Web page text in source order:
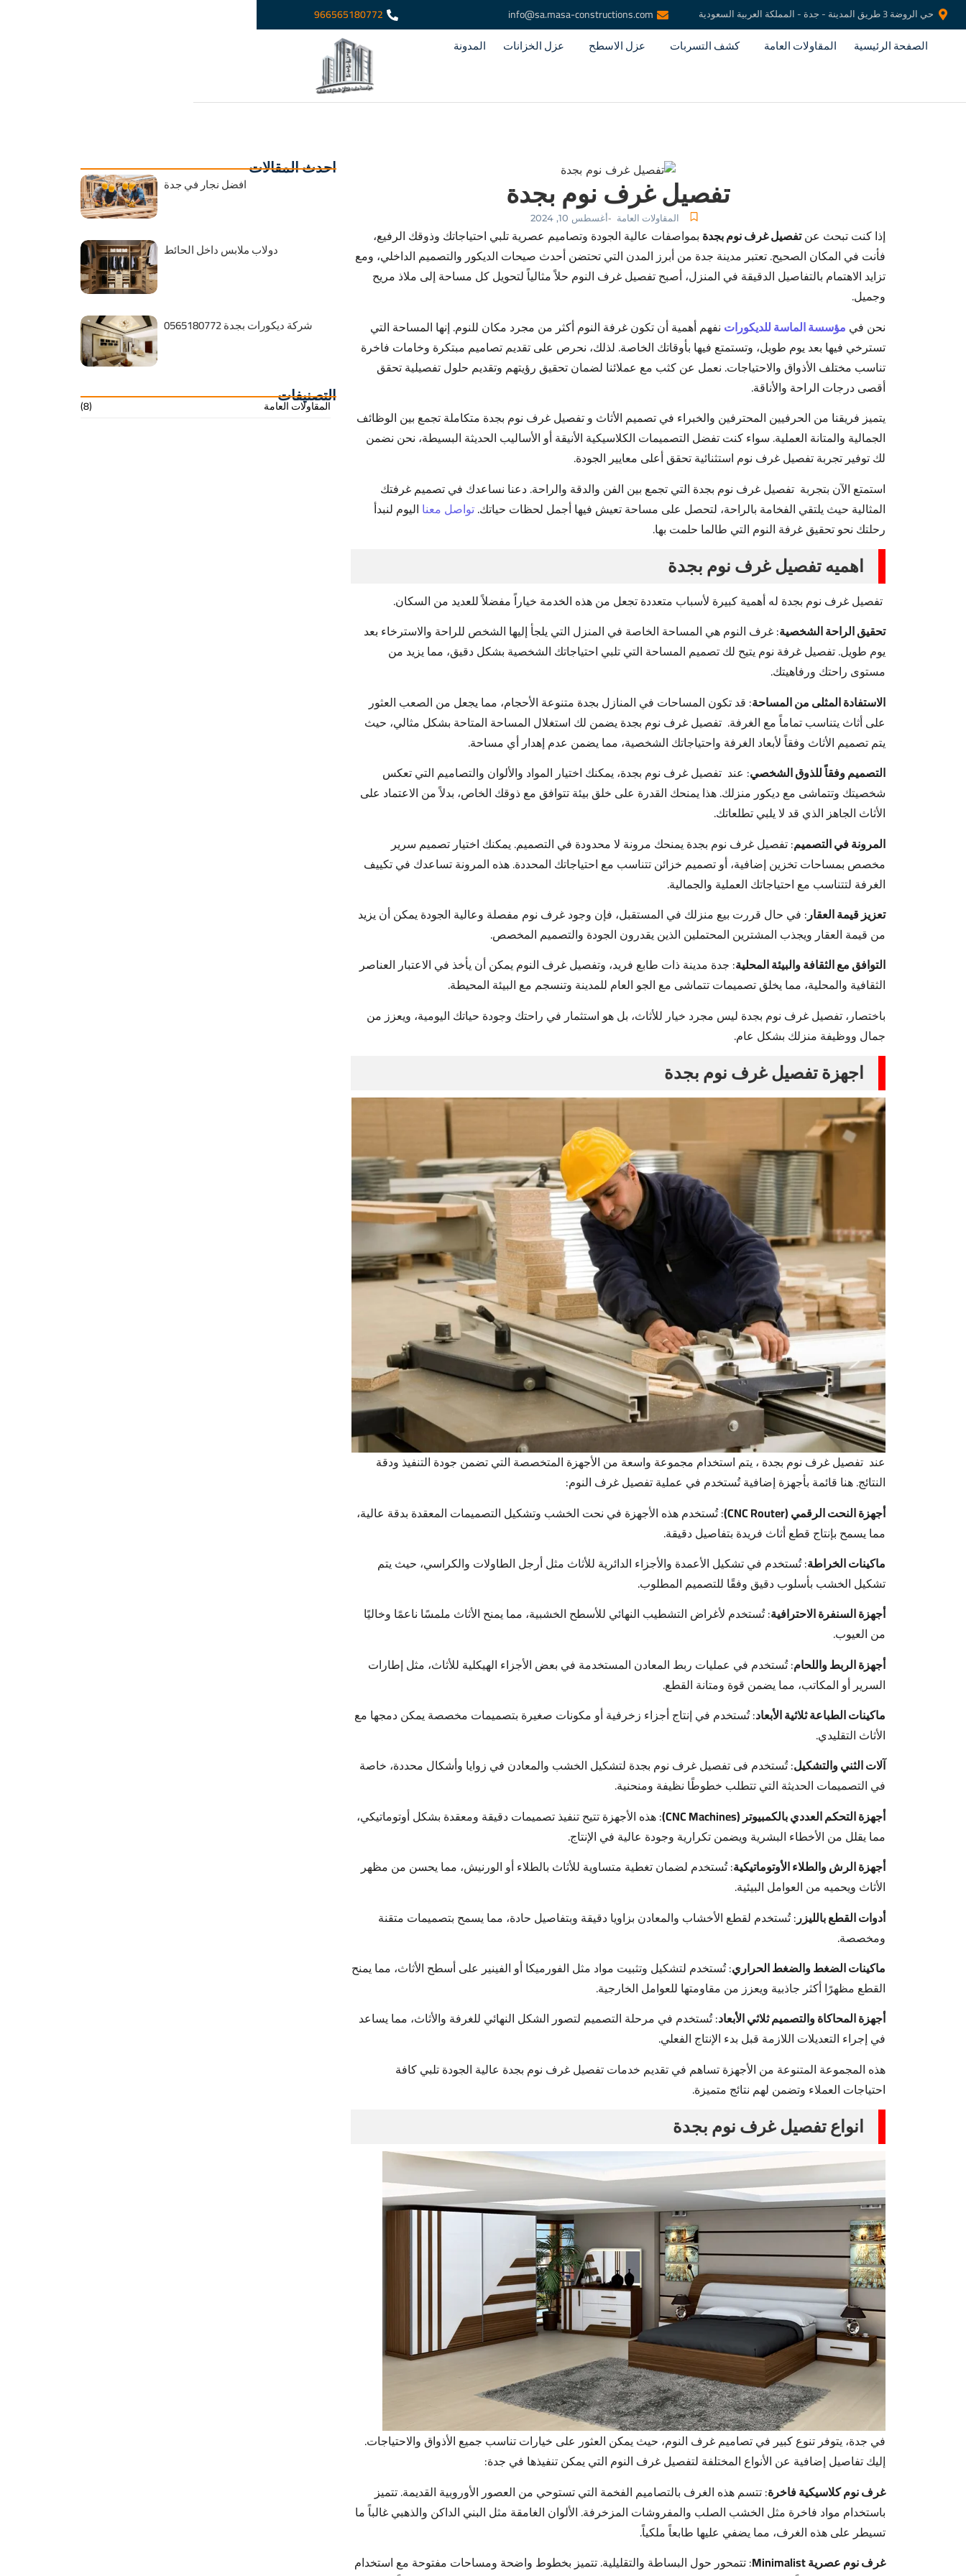
حي الروضة 3 طريق المدينة - جدة - المملكة العربية السعودية info@sa.masa-constructions.com
966565180772
الصفحة الرئيسية المقاولات العامة كشف التسربات عزل الاسطح عزل الخزانات المدونة
تفصيل غرف نوم بجدة
المقاولات العامة -أغسطس 10, 2024
إذا كنت تبحث عنتفصيل غرف نوم بجدة بمواصفات عالية الجودة وتصاميم عصرية تلبي احتياجاتك وذوقك الرفيع،
فأنت في المكان الصحيح. تعتبر مدينة جدة من أبرز المدن التي تحتضن أحدث صيحات الديكور والتصميم الداخلي، ومع
تزايد الاهتمام بالتفاصيل الدقيقة في المنزل، أصبح تفصيل غرف النوم حلاً مثالياً لتحويل كل مساحة إلى ملاذ مريح
وجميل.
نحن في مؤسسة الماسة للديكورات نفهم أهمية أن تكون غرفة النوم أكثر من مجرد مكان للنوم. إنها المساحة التي
تسترخي فيها بعد يوم طويل، وتستمتع فيها بأوقاتك الخاصة. لذلك، نحرص على تقديم تصاميم مبتكرة وخامات فاخرة
تناسب مختلف الأذواق والاحتياجات. نعمل عن كثب مع عملائنا لضمان تحقيق رؤيتهم وتقديم حلول تفصيلية تحقق
أقصى درجات الراحة والأناقة.
يتميز فريقنا من الحرفيين المحترفين والخبراء في تصميم الأثاث و تفصيل غرف نوم بجدة متكاملة تجمع بين الوظائف
الجمالية والمتانة العملية. سواء كنت تفضل التصميمات الكلاسيكية الأنيقة أو الأساليب الحديثة البسيطة، نحن نضمن
لك توفير تجربة تفصيل غرف نوم استثنائية تحقق أعلى معايير الجودة.
استمتع الآن بتجربة تفصيل غرف نوم بجدة التي تجمع بين الفن والدقة والراحة. دعنا نساعدك في تصميم غرفتك
المثالية حيث يلتقي الفخامة بالراحة، لتحصل على مساحة تعيش فيها أجمل لحظات حياتك.تواصل معنا اليوم لنبدأ
رحلتك نحو تحقيق غرفة النوم التي طالما حلمت بها.
اهميه تفصيل غرف نوم بجدة
تفصيل غرف نوم بجدة له أهمية كبيرة لأسباب متعددة تجعل من هذه الخدمة خياراً مفضلاً للعديد من السكان.
تحقيق الراحة الشخصية: غرف النوم هي المساحة الخاصة في المنزل التي يلجأ إليها الشخص للراحة والاسترخاء بعد
يوم طويل. تفصيل غرفة نوم يتيح لك تصميم المساحة التي تلبي احتياجاتك الشخصية بشكل دقيق، مما يزيد من
مستوى راحتك ورفاهيتك.
الاستفادة المثلى من المساحة: قد تكون المساحات في المنازل بجدة متنوعة الأحجام، مما يجعل من الصعب العثور
على أثاث يتناسب تماماً مع الغرفة. تفصيل غرف نوم بجدة يضمن لك استغلال المساحة المتاحة بشكل مثالي، حيث
يتم تصميم الأثاث وفقاً لأبعاد الغرفة واحتياجاتك الشخصية، مما يضمن عدم إهدار أي مساحة.
التصميم وفقاً للذوق الشخصي: عند تفصيل غرف نوم بجدة، يمكنك اختيار المواد والألوان والتصاميم التي تعكس
شخصيتك وتتماشى مع ديكور منزلك. هذا يمنحك القدرة على خلق بيئة تتوافق مع ذوقك الخاص، بدلاً من الاعتماد على
الأثاث الجاهز الذي قد لا يلبي تطلعاتك.
المرونة في التصميم: تفصيل غرف نوم بجدة يمنحك مرونة لا محدودة في التصميم. يمكنك اختيار تصميم سرير
مخصص بمساحات تخزين إضافية، أو تصميم خزائن تتناسب مع احتياجاتك المحددة. هذه المرونة تساعدك في تكييف
الغرفة لتتناسب مع احتياجاتك العملية والجمالية.
تعزيز قيمة العقار: في حال قررت بيع منزلك في المستقبل، فإن وجود غرف نوم مفصلة وعالية الجودة يمكن أن يزيد
من قيمة العقار ويجذب المشترين المحتملين الذين يقدرون الجودة والتصميم المخصص.
التوافق مع الثقافة والبيئة المحلية: جدة مدينة ذات طابع فريد، وتفصيل غرف النوم يمكن أن يأخذ في الاعتبار العناصر
الثقافية والمحلية، مما يخلق تصميمات تتماشى مع الجو العام للمدينة وتنسجم مع البيئة المحيطة.
باختصار، تفصيل غرف نوم بجدة ليس مجرد خيار للأثاث، بل هو استثمار في راحتك وجودة حياتك اليومية، ويعزز من
جمال ووظيفة منزلك بشكل عام.
اجهزة تفصيل غرف نوم بجدة
عند تفصيل غرف نوم بجدة ، يتم استخدام مجموعة واسعة من الأجهزة المتخصصة التي تضمن جودة التنفيذ ودقة
النتائج. هنا قائمة بأجهزة إضافية تُستخدم في عملية تفصيل غرف النوم:
أجهزة النحت الرقمي (CNC Router)
: تُستخدم هذه الأجهزة في نحت الخشب وتشكيل التصميمات المعقدة بدقة عالية،
مما يسمح بإنتاج قطع أثاث فريدة بتفاصيل دقيقة.
ماكينات الخراطة: تُستخدم في تشكيل الأعمدة والأجزاء الدائرية للأثاث مثل أرجل الطاولات والكراسي، حيث يتم
تشكيل الخشب بأسلوب دقيق وفقًا للتصميم المطلوب.
أجهزة السنفرة الاحترافية: تُستخدم لأغراض التشطيب النهائي للأسطح الخشبية، مما يمنح الأثاث ملمسًا ناعمًا وخاليًا
من العيوب.
أجهزة الربط واللحام: تُستخدم في عمليات ربط المعادن المستخدمة في بعض الأجزاء الهيكلية للأثاث، مثل إطارات
السرير أو المكاتب، مما يضمن قوة ومتانة القطع.
ماكينات الطباعة ثلاثية الأبعاد: تُستخدم في إنتاج أجزاء زخرفية أو مكونات صغيرة بتصميمات مخصصة يمكن دمجها مع
الأثاث التقليدي.
آلات الثني والتشكيل: تُستخدم فى تفصيل غرف نوم بجدة لتشكيل الخشب والمعادن في زوايا وأشكال محددة، خاصة
في التصميمات الحديثة التي تتطلب خطوطًا نظيفة ومنحنية.
أجهزة التحكم العددي بالكمبيوتر (CNC Machines)
: هذه الأجهزة تتيح تنفيذ تصميمات دقيقة ومعقدة بشكل أوتوماتيكي،
مما يقلل من الأخطاء البشرية ويضمن تكرارية وجودة عالية في الإنتاج.
أجهزة الرش والطلاء الأوتوماتيكية: تُستخدم لضمان تغطية متساوية للأثاث بالطلاء أو الورنيش، مما يحسن من مظهر
الأثاث ويحميه من العوامل البيئية.
أدوات القطع بالليزر: تُستخدم لقطع الأخشاب والمعادن بزاويا دقيقة وبتفاصيل حادة، مما يسمح بتصميمات متقنة
ومخصصة.
ماكينات الضغط والضغط الحراري: تُستخدم لتشكيل وتثبيت مواد مثل الفورميكا أو الفينير على أسطح الأثاث، مما يمنح
القطع مظهرًا أكثر جاذبية ويعزز من مقاومتها للعوامل الخارجية.
أجهزة المحاكاة والتصميم ثلاثي الأبعاد: تُستخدم في مرحلة التصميم لتصور الشكل النهائي للغرفة والأثاث، مما يساعد
في إجراء التعديلات اللازمة قبل بدء الإنتاج الفعلي.
هذه المجموعة المتنوعة من الأجهزة تساهم في تقديم خدمات تفصيل غرف نوم بجدة عالية الجودة تلبي كافة
احتياجات العملاء وتضمن لهم نتائج متميزة.
انواع تفصيل غرف نوم بجدة
في جدة، يتوفر تنوع كبير في تصاميم غرف النوم، حيث يمكن العثور على خيارات تناسب جميع الأذواق والاحتياجات.
إليك تفاصيل إضافية عن الأنواع المختلفة لتفصيل غرف النوم التي يمكن تنفيذها في جدة:
غرف نوم كلاسيكيةفاخرة: تتسم هذه الغرف بالتصاميم الفخمة التي تستوحي من العصور الأوروبية القديمة. تتميز
باستخدام مواد فاخرة مثل الخشب الصلب والمفروشات المزخرفة. الألوان الغامقة مثل البني الداكن والذهبي غالباً ما
تسيطر على هذه الغرف، مما يضفي عليها طابعاً ملكياً.
غرف نوم عصرية Minimalist
: تتمحور حول البساطة والتقليلية. تتميز بخطوط واضحة ومساحات مفتوحة مع استخدام
احدث المقالات
افضل نجار في جدة
دولاب ملابس داخل الحائط
شركة ديكورات بجدة 0565180772
التصنيفات
المقاولات العامة (8)